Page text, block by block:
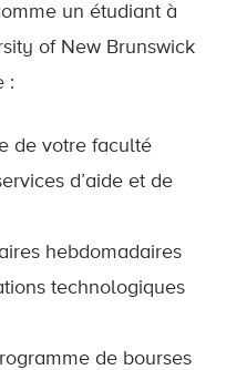
un étudiant à
of New Brunswick
:
de votre faculté
d’aide et de
hebdomadaires
technologiques
de bourses